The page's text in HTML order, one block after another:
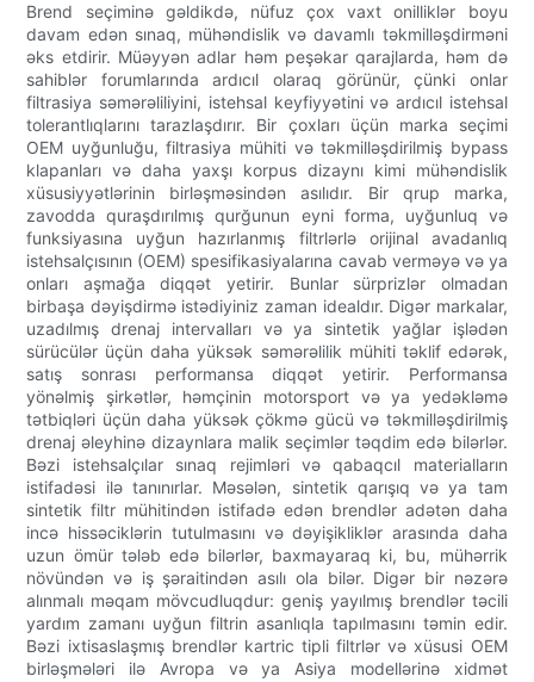
Brend seçiminə gəldikdə, nüfuz çox vaxt onilliklər boyu
davam edən sınaq, mühəndislik və davamlı təkmilləşdirməni
əks etdirir. Müəyyən adlar həm peşəkar qarajlarda, həm də
sahiblər forumlarında ardıcıl olaraq görünür, çünki onlar
filtrasiya səmərəliliyini, istehsal keyfiyyətini və ardıcıl istehsal
tolerantlıqlarını tarazlaşdırır. Bir çoxları üçün marka seçimi
OEM uyğunluğu, filtrasiya mühiti və təkmilləşdirilmiş bypass
klapanları və daha yaxşı korpus dizaynı kimi mühəndislik
xüsusiyyətlərinin birləşməsindən asılıdır. Bir qrup marka,
zavodda quraşdırılmış qurğunun eyni forma, uyğunluq və
funksiyasına uyğun hazırlanmış filtrlərlə orijinal avadanlıq
istehsalçısının (OEM) spesifikasiyalarına cavab verməyə və ya
onları aşmağa diqqət yetirir. Bunlar sürprizlər olmadan
birbaşa dəyişdirmə istədiyiniz zaman idealdır. Digər markalar,
uzadılmış drenaj intervalları və ya sintetik yağlar işlədən
sürücülər üçün daha yüksək səmərəlilik mühiti təklif edərək,
satış sonrası performansa diqqət yetirir. Performansa
yönəlmiş şirkətlər, həmçinin motorsport və ya yedəkləmə
tətbiqləri üçün daha yüksək çökmə gücü və təkmilləşdirilmiş
drenaj əleyhinə dizaynlara malik seçimlər təqdim edə bilərlər.
Bəzi istehsalçılar sınaq rejimləri və qabaqcıl materialların
istifadəsi ilə tanınırlar. Məsələn, sintetik qarışıq və ya tam
sintetik filtr mühitindən istifadə edən brendlər adətən daha
incə hissəciklərin tutulmasını və dəyişikliklər arasında daha
uzun ömür tələb edə bilərlər, baxmayaraq ki, bu, mühərrik
növündən və iş şəraitindən asılı ola bilər. Digər bir nəzərə
alınmalı məqam mövcudluqdur: geniş yayılmış brendlər təcili
yardım zamanı uyğun filtrin asanlıqla tapılmasını təmin edir.
Bəzi ixtisaslaşmış brendlər kartric tipli filtrlər və xüsusi OEM
birləşmələri ilə Avropa və ya Asiya modellərinə xidmət